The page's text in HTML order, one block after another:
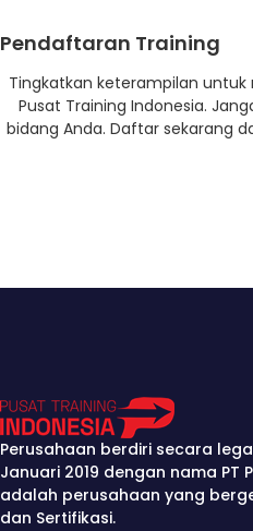
Pendaftaran Training
Tingkatkan keterampilan untuk
Pusat Training Indonesia.
bidang Anda. Daftar sekarang
Perusahaan berdiri secara
Januari 2019 dengan nama PT
adalah perusahaan yang
dan Sertifikasi.